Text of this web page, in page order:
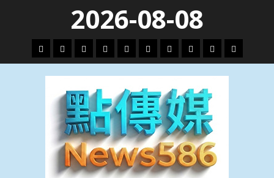
content
2026-08-08
頭
條
財
經
地
方.
會
文
教.
技
專
題
娛
樂
劇
政
治
國
際
運
動
生
活